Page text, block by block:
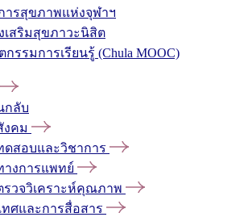
ารสุขภาพแห่งจุฬาฯ
เสริมสุขภาวะนิสิต
รรมการเรียนรู้ (Chula MOOC)
กลับ
งคม
ดสอบและวิชาการ
างการแพทย์
รวจวิเคราะห์คุณภาพ
ทศและการสื่อสาร